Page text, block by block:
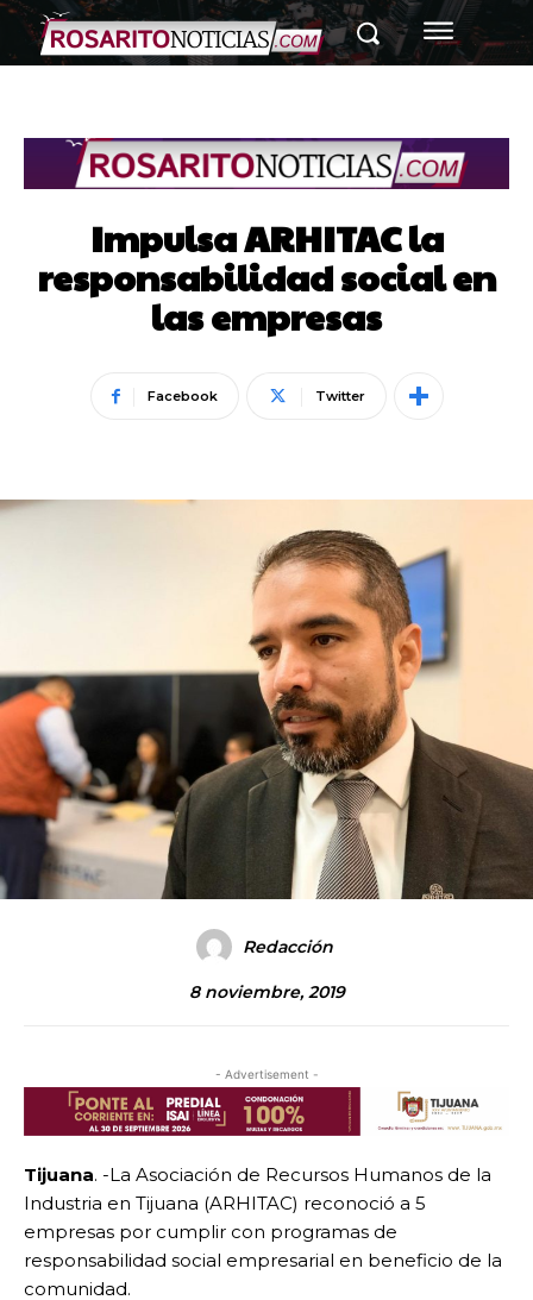
Impulsa ARHITAC la
responsabilidad social en
las empresas
Facebook Twitter
Redacción
8 noviembre, 2019
- Advertisement -
Tijuana. -La Asociación de Recursos Humanos de la
Industria en Tijuana (ARHITAC) reconoció a 5
empresas por cumplir con programas de
responsabilidad social empresarial en beneficio de la
comunidad.